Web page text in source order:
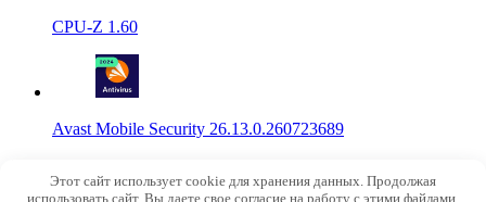
CPU-Z 1.60
Avast Mobile Security 26.13.0.260723689
info@norobot.ru
Этот сайт использует cookie для хранения данных. Продолжая
использовать сайт, Вы даете свое согласие на работу с этими файлами.